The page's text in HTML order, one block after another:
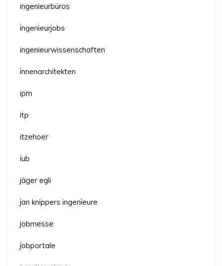
ingenieurbüros
ingenieurjobs
ingenieurwissenschaften
innenarchitekten
ipm
itp
itzehoer
iub
jäger egli
jan knippers ingenieure
jobmesse
jobportale